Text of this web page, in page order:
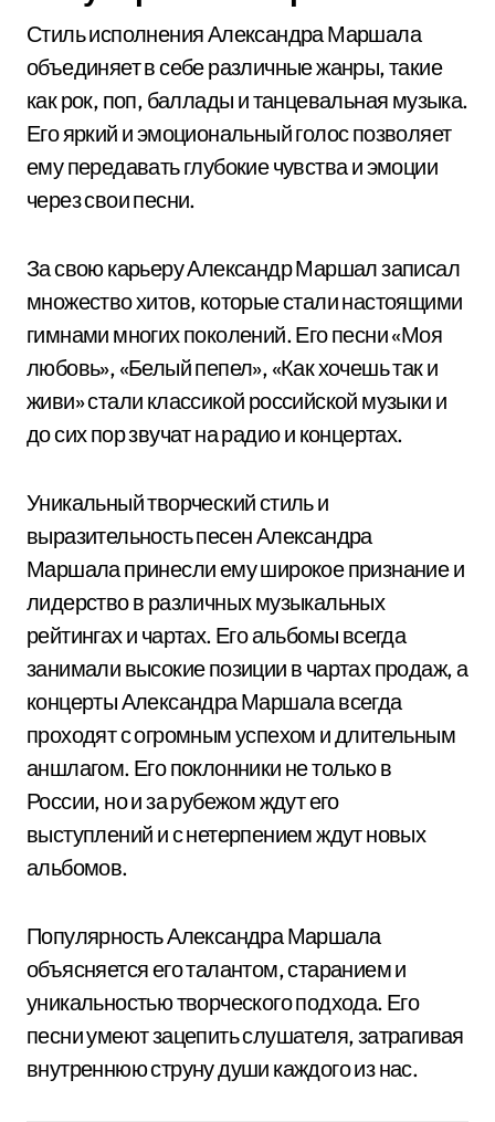
Стиль исполнения Александра Маршала
объединяет в себе различные жанры, такие
как рок, поп, баллады и танцевальная музыка.
Его яркий и эмоциональный голос позволяет
ему передавать глубокие чувства и эмоции
через свои песни.
За свою карьеру Александр Маршал записал
множество хитов, которые стали настоящими
гимнами многих поколений. Его песни «Моя
любовь», «Белый пепел», «Как хочешь так и
живи» стали классикой российской музыки и
до сих пор звучат на радио и концертах.
Уникальный творческий стиль и
выразительность песен Александра
Маршала принесли ему широкое признание и
лидерство в различных музыкальных
рейтингах и чартах. Его альбомы всегда
занимали высокие позиции в чартах продаж, а
концерты Александра Маршала всегда
проходят с огромным успехом и длительным
аншлагом. Его поклонники не только в
России, но и за рубежом ждут его
выступлений и с нетерпением ждут новых
альбомов.
Популярность Александра Маршала
объясняется его талантом, старанием и
уникальностью творческого подхода. Его
песни умеют зацепить слушателя, затрагивая
внутреннюю струну души каждого из нас.